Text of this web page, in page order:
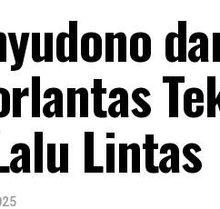
Lintas